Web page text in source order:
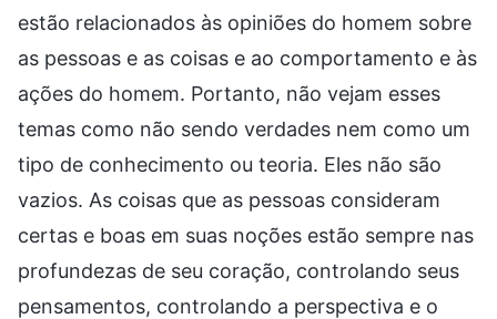
estão relacionados às opiniões do homem sobre
as pessoas e as coisas e ao comportamento e às
ações do homem. Portanto, não vejam esses
temas como não sendo verdades nem como um
tipo de conhecimento ou teoria. Eles não são
vazios. As coisas que as pessoas consideram
certas e boas em suas noções estão sempre nas
profundezas de seu coração, controlando seus
pensamentos, controlando a perspectiva e o